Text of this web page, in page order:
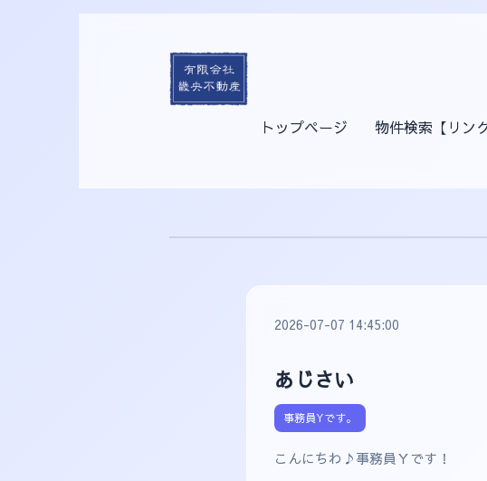
トップページ 物件検索【リンク
2026-07-07 14:45:00
あじさい
事務員Yです。
こんにちわ♪事務員Ｙです！